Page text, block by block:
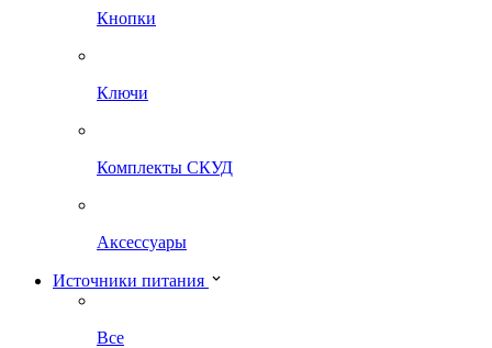
Кнопки
Ключи
Комплекты СКУД
Аксессуары
Источники питания
Все